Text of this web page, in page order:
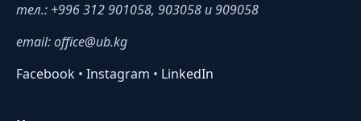
тел.: +996 312 901058, 903058 и 909058
email: office@ub.kg
Facebook • Instagram • LinkedIn